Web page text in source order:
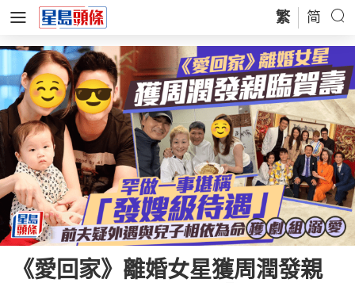
繁 简
《愛回家》離婚女星獲周潤發親